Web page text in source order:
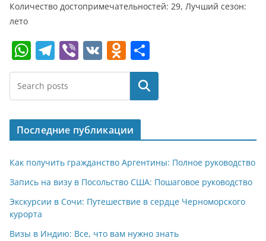
Количество достопримечательностей: 29, Лучший сезон:
лето
W
h
at
s
A
p
p
T
el
e
gr
a
m
Vi
b
V
K
O
d
o
kl
a
ss
ni
ki
т
п
р
в
и
т
ь
Поиск
Последние публикации
Как получить гражданство Аргентины: Полное руководство
Запись на визу в Посольство США: Пошаговое руководство
Экскурсии в Сочи: Путешествие в сердце Черноморского
курорта
Визы в Индию: Все, что вам нужно знать